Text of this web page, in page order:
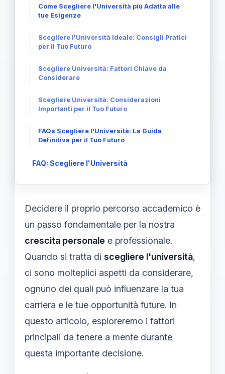
Come Scegliere l'Università più Adatta alle
tue Esigenze
Scegliere l'Università Ideale: Consigli Pratici
per il Tuo Futuro
Scegliere Università: Fattori Chiave da
Considerare
Scegliere Università: Considerazioni
Importanti per il Tuo Futuro
FAQs Scegliere l'Università: La Guida
Definitiva per il Tuo Futuro
FAQ: Scegliere l'Università
Decidere il proprio percorso accademico è
un passo fondamentale per la nostra
crescita personale e professionale.
Quando si tratta di scegliere l'università,
ci sono molteplici aspetti da considerare,
ognuno dei quali può influenzare la tua
carriera e le tue opportunità future. In
questo articolo, esploreremo i fattori
principali da tenere a mente durante
questa importante decisione.